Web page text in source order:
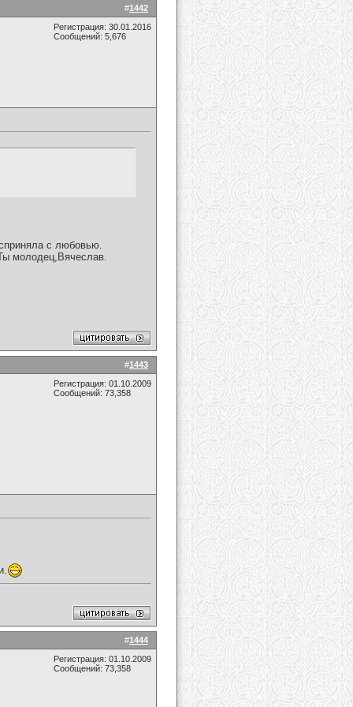
#1442
Регистрация: 30.01.2016
Сообщений: 5,676
с любовью.
молодец,Вячеслав.
#1443
Регистрация: 01.10.2009
Сообщений: 73,358
#1444
Регистрация: 01.10.2009
Сообщений: 73,358